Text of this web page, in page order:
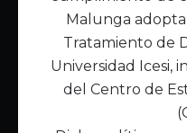
Malunga
Tratamiento de
Universidad Icesi,
del Centro de